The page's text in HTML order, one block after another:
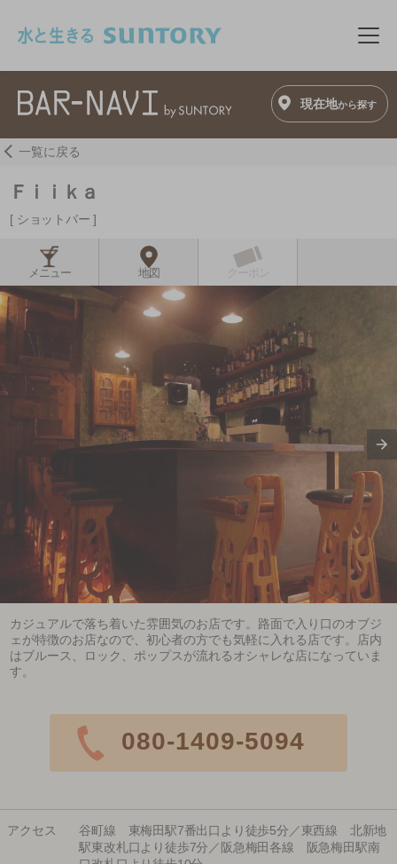
メ
現在地から探す
一覧に戻る
Ｆｉｉｋａ
ショットバー
メニュー 地図
カジュアルで落ち着いた雰囲気のお店です。路面で入り口のオブジ
ェが特徴のお店なので、初心者の方でも気軽に入れる店です。店内
はブルース、ロック、ポップスが流れるオシャレな店になっていま
す。
080-1409-5094
アクセス
谷町線 東梅田駅7番出口より徒歩5分／東西線 北新地
駅東改札口より徒歩7分／阪急梅田各線 阪急梅田駅南